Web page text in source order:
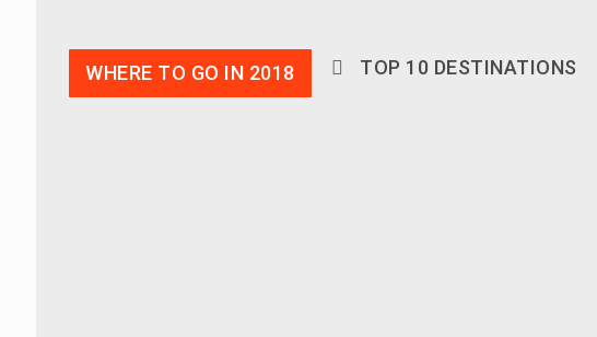
WHERE TO GO IN 2018 TOP 10 DESTINATIONS